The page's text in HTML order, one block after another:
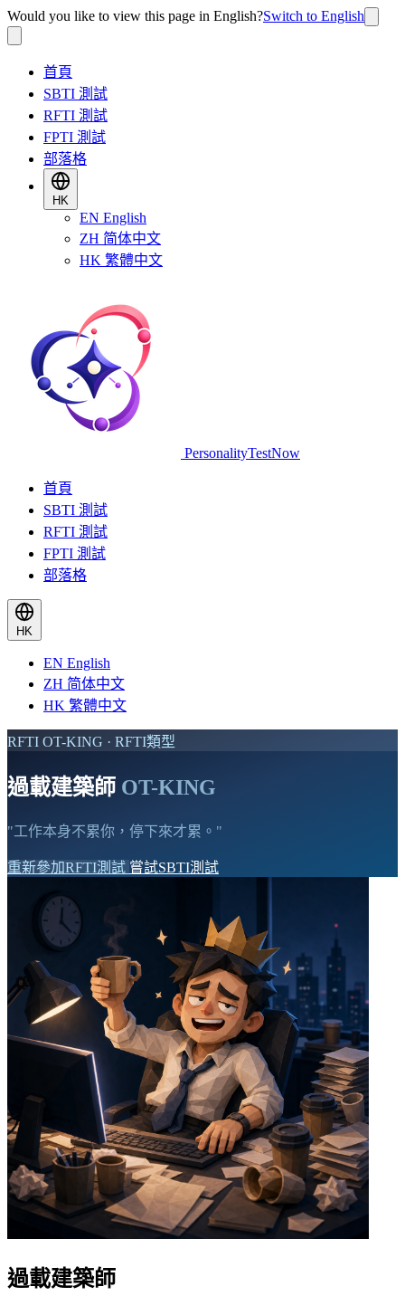
Would you like to view this page in English?Switch to English
首頁
SBTI 測試
RFTI 測試
FPTI 測試
部落格
HK
EN English
ZH 简体中文
HK 繁體中文
PersonalityTestNow
首頁
SBTI 測試
RFTI 測試
FPTI 測試
部落格
HK
EN English
ZH 简体中文
HK 繁體中文
RFTI OT-KING · RFTI類型
過載建築師 OT-KING
"工作本身不累你，停下來才累。"
重新參加RFTI測試 嘗試SBTI測試
過載建築師